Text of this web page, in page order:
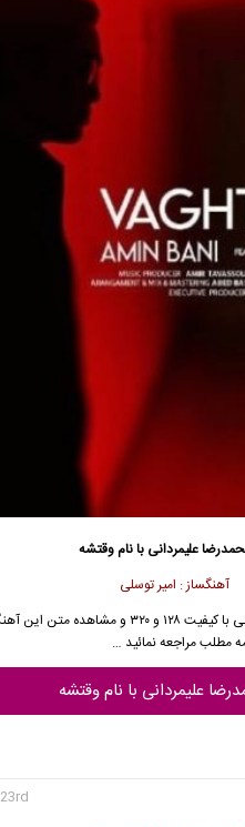
علیمردانی با نام وقتشه
: امیر توسلی
با کیفیت ۱۲۸ و ۳۲۰ و مشاهده متن این آهنگ از
مطلب مراجعه نمائید …
علیمردانی با نام وقتشه
23rd می 2022